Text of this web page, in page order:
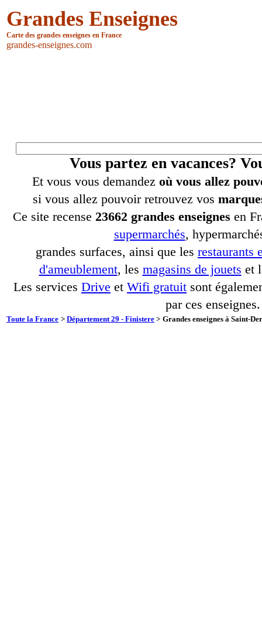
Grandes Enseignes
Carte des grandes enseignes en France
grandes-enseignes.com
Vous partez en vacances?
Et vous vous demandez où vous allez
si vous allez pouvoir retrouvez vos
Ce site recense 23662 grandes enseignes en
supermarchés,
grandes surfaces, ainsi que les restaurants
d'ameublement, les magasins de jouets et
Les services Drive et Wifi gratuit sont
par ces enseignes.
Toute la France > Département 29 - Finistere > Grandes enseignes à Saint-